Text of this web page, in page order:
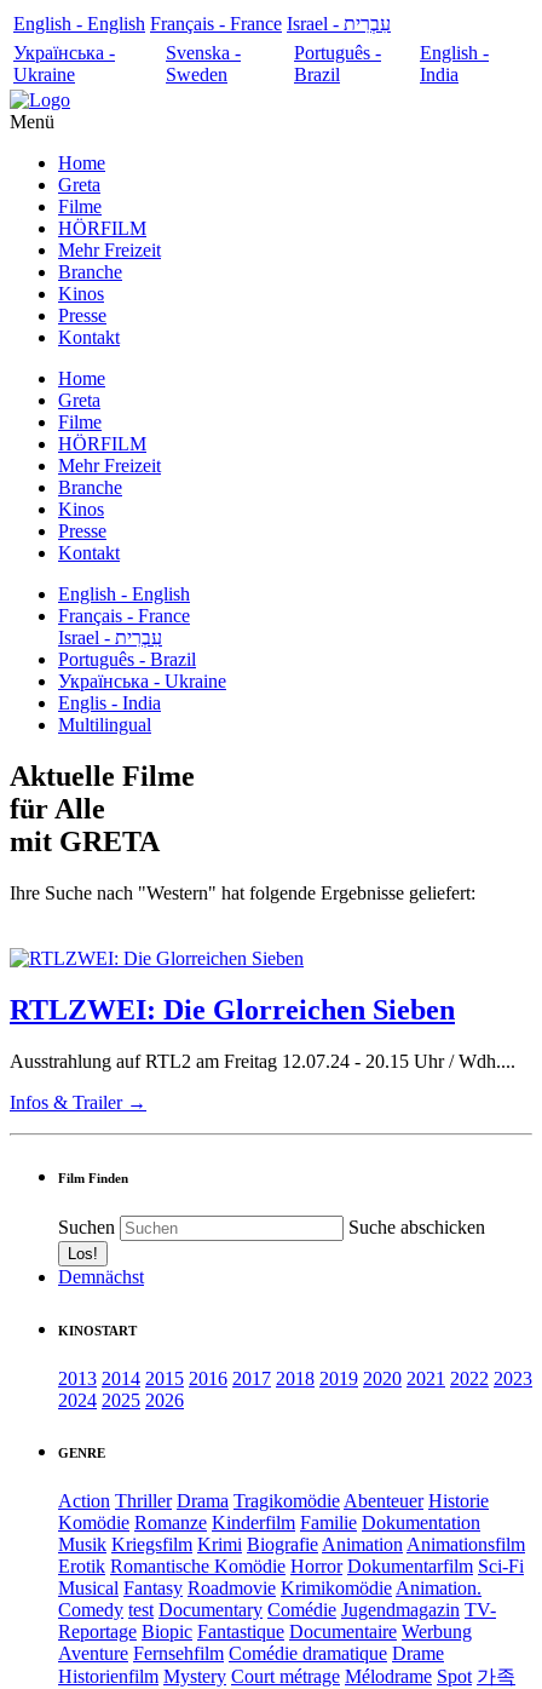
English - English Français - France
עִבְרִית - Israel
Українська -
Ukraine
Svenska -
Sweden
Português -
Brazil
English -
India
Menü
Home
Greta
Filme
HÖRFILM
Mehr Freizeit
Branche
Kinos
Presse
Kontakt
Home
Greta
Filme
HÖRFILM
Mehr Freizeit
Branche
Kinos
Presse
Kontakt
English - English
Français - France
עִבְרִית - Israel
Português - Brazil
Українська - Ukraine
Englis - India
Multilingual
Aktuelle Filme
für Alle
mit GRETA
Ihre Suche nach "Western" hat folgende Ergebnisse geliefert:
RTLZWEI: Die Glorreichen Sieben
Ausstrahlung auf RTL2 am Freitag 12.07.24 - 20.15 Uhr / Wdh....
Infos & Trailer →
Film Finden
Suchen Suche abschicken
Demnächst
KINOSTART
2013 2014 2015 2016 2017 2018 2019 2020 2021 2022 2023
2024 2025 2026
GENRE
Action Thriller Drama TragikomödieAbenteuer Historie
Komödie Romanze Kinderfilm Familie Dokumentation
Musik Kriegsfilm Krimi BiografieAnimationAnimationsfilm
Erotik Romantische Komödie Horror Dokumentarfilm Sci-Fi
Musical Fantasy Roadmovie KrimikomödieAnimation.
Comedy test Documentary Comédie Jugendmagazin TV-
Reportage Biopic Fantastique Documentaire Werbung
Aventure Fernsehfilm Comédie dramatique Drame
Historienfilm Mystery Court métrage Mélodrame Spot 가족